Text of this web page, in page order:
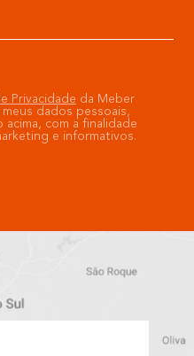
Privacidade da Meber
dados pessoais,
com a finalidade
e informativos.